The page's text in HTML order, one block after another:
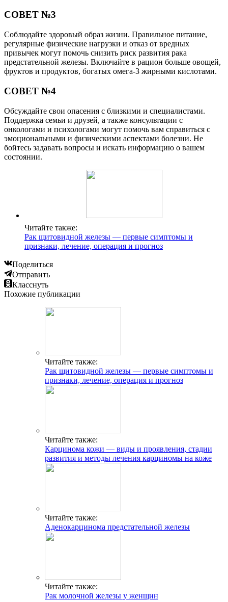
СОВЕТ №3
Соблюдайте здоровый образ жизни. Правильное питание,
регулярные физические нагрузки и отказ от вредных
привычек могут помочь снизить риск развития рака
предстательной железы. Включайте в рацион больше овощей,
фруктов и продуктов, богатых омега-3 жирными кислотами.
СОВЕТ №4
Обсуждайте свои опасения с близкими и специалистами.
Поддержка семьи и друзей, а также консультации с
онкологами и психологами могут помочь вам справиться с
эмоциональными и физическими аспектами болезни. Не
бойтесь задавать вопросы и искать информацию о вашем
состоянии.
Читайте также:
Рак щитовидной железы — первые симптомы и
признаки, лечение, операция и прогноз
Поделиться
Отправить
Класснуть
Похожие публикации
Читайте также:
Рак щитовидной железы — первые симптомы и
признаки, лечение, операция и прогноз
Читайте также:
Карцинома кожи — виды и проявления, стадии
развития и методы лечения карциномы на коже
Читайте также:
Аденокарцинома предстательной железы
Читайте также:
Рак молочной железы у женщин